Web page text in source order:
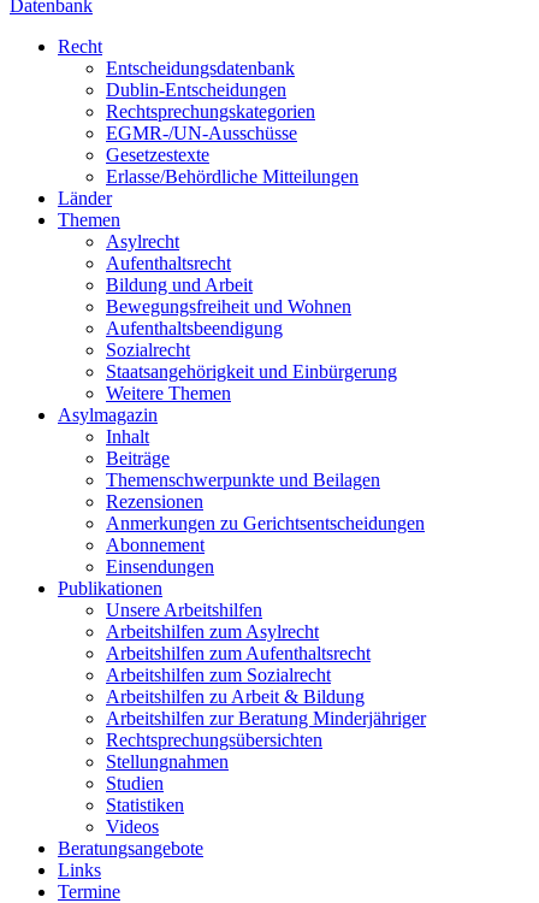
Datenbank
Recht
Entscheidungsdatenbank
Dublin-Entscheidungen
Rechtsprechungskategorien
EGMR-/UN-Ausschüsse
Gesetzestexte
Erlasse/Behördliche Mitteilungen
Länder
Themen
Asylrecht
Aufenthaltsrecht
Bildung und Arbeit
Bewegungsfreiheit und Wohnen
Aufenthaltsbeendigung
Sozialrecht
Staatsangehörigkeit und Einbürgerung
Weitere Themen
Asylmagazin
Inhalt
Beiträge
Themenschwerpunkte und Beilagen
Rezensionen
Anmerkungen zu Gerichtsentscheidungen
Abonnement
Einsendungen
Publikationen
Unsere Arbeitshilfen
Arbeitshilfen zum Asylrecht
Arbeitshilfen zum Aufenthaltsrecht
Arbeitshilfen zum Sozialrecht
Arbeitshilfen zu Arbeit & Bildung
Arbeitshilfen zur Beratung Minderjähriger
Rechtsprechungsübersichten
Stellungnahmen
Studien
Statistiken
Videos
Beratungsangebote
Links
Termine